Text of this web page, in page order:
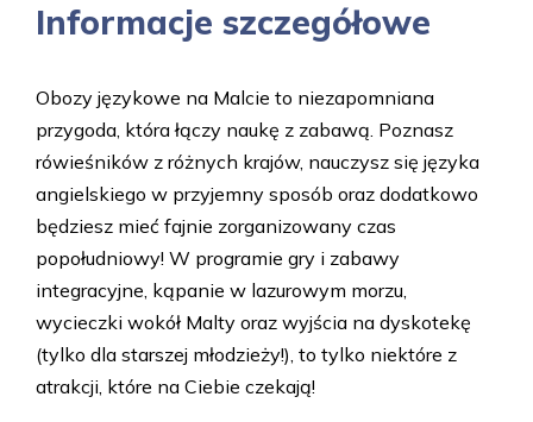
Informacje szczegółowe
Obozy językowe na Malcie to niezapomniana
przygoda, która łączy naukę z zabawą. Poznasz
rówieśników z różnych krajów, nauczysz się języka
angielskiego w przyjemny sposób oraz dodatkowo
będziesz mieć fajnie zorganizowany czas
popołudniowy! W programie gry i zabawy
integracyjne, kąpanie w lazurowym morzu,
wycieczki wokół Malty oraz wyjścia na dyskotekę
(tylko dla starszej młodzieży!), to tylko niektóre z
atrakcji, które na Ciebie czekają!